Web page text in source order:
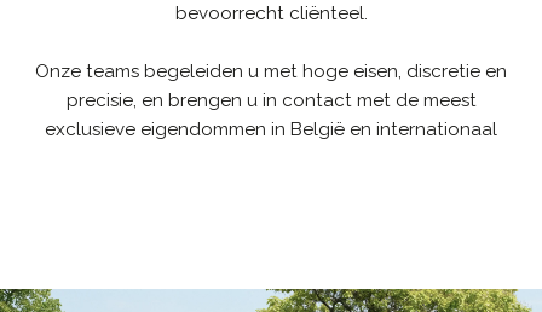
bevoorrecht cliënteel.
Onze teams begeleiden u met hoge eisen, discretie en
precisie, en brengen u in contact met de meest
exclusieve eigendommen in België en internationaal